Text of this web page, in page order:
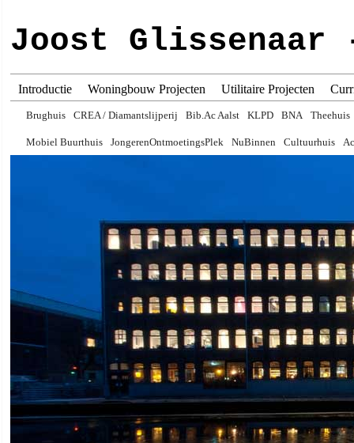
Joost
Introductie Woningbouw Projecten Utilitaire Projecten
Brughuis CREA / Diamantslijperij Bib.Ac Aalst KLPD BNA Theehuis
Mobiel Buurthuis JongerenOntmoetingsPlek NuBinnen Cultuurhuis